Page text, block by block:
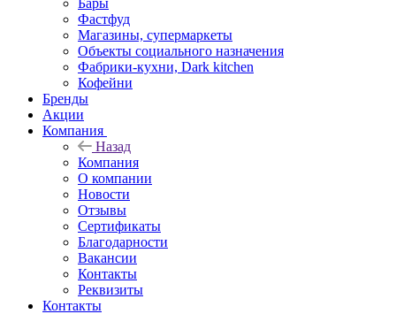
Бары
Фастфуд
Магазины, супермаркеты
Объекты социального назначения
Фабрики-кухни, Dark kitchen
Кофейни
Бренды
Акции
Компания
Назад
Компания
О компании
Новости
Отзывы
Сертификаты
Благодарности
Вакансии
Контакты
Реквизиты
Контакты